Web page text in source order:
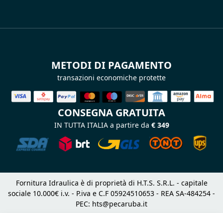
METODI DI PAGAMENTO
transazioni economiche protette
CONSEGNA GRATUITA
IN TUTTA ITALIA a partire da € 349
Fornitura Idraulica è di proprietà di H.T.S. S.R.L. - capitale
sociale 10.000€ i.v. - P.iva e C.F 05924510653 - REA SA-484254 -
PEC: hts@pecaruba.it